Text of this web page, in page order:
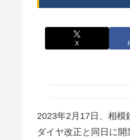
X
2023年2月17日、相模
ダイヤ改正と同日に